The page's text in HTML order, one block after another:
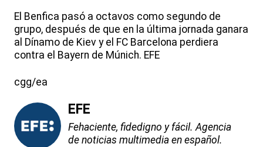
El Benfica pasó a octavos como segundo de
grupo, después de que en la última jornada ganara
al Dínamo de Kiev y el FC Barcelona perdiera
contra el Bayern de Múnich. EFE
cgg/ea
EFE
Fehaciente, fidedigno y fácil. Agencia
de noticias multimedia en español.